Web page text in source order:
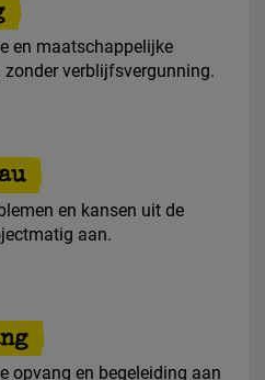
en maatschappelijke
verblijfsvergunning.
en kansen uit de
aan.
opvang en begeleiding aan